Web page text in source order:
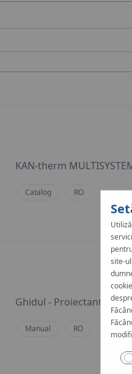
KAN-therm
Catalog RO
Ghidul - Proiectantului
Manual RO
site-